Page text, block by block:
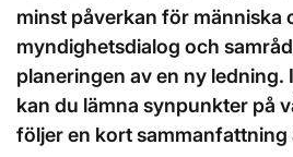
minst påverkan för människa
myndighetsdialog och
planeringen av en ny ledning.
kan du lämna synpunkter på
följer en kort sammanfattning